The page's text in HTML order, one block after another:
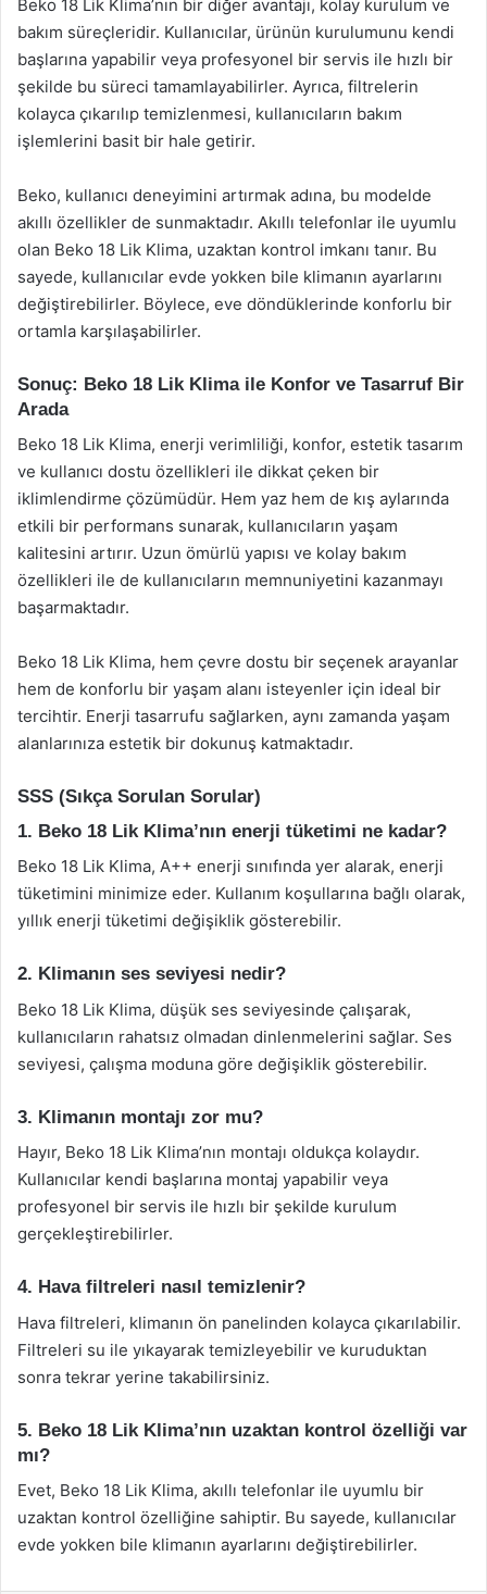
Beko 18 Lik Klima’nın bir diğer avantajı, kolay kurulum ve
bakım süreçleridir. Kullanıcılar, ürünün kurulumunu kendi
başlarına yapabilir veya profesyonel bir servis ile hızlı bir
şekilde bu süreci tamamlayabilirler. Ayrıca, filtrelerin
kolayca çıkarılıp temizlenmesi, kullanıcıların bakım
işlemlerini basit bir hale getirir.
Beko, kullanıcı deneyimini artırmak adına, bu modelde
akıllı özellikler de sunmaktadır. Akıllı telefonlar ile uyumlu
olan Beko 18 Lik Klima, uzaktan kontrol imkanı tanır. Bu
sayede, kullanıcılar evde yokken bile klimanın ayarlarını
değiştirebilirler. Böylece, eve döndüklerinde konforlu bir
ortamla karşılaşabilirler.
Sonuç: Beko 18 Lik Klima ile Konfor ve Tasarruf Bir
Arada
Beko 18 Lik Klima, enerji verimliliği, konfor, estetik tasarım
ve kullanıcı dostu özellikleri ile dikkat çeken bir
iklimlendirme çözümüdür. Hem yaz hem de kış aylarında
etkili bir performans sunarak, kullanıcıların yaşam
kalitesini artırır. Uzun ömürlü yapısı ve kolay bakım
özellikleri ile de kullanıcıların memnuniyetini kazanmayı
başarmaktadır.
Beko 18 Lik Klima, hem çevre dostu bir seçenek arayanlar
hem de konforlu bir yaşam alanı isteyenler için ideal bir
tercihtir. Enerji tasarrufu sağlarken, aynı zamanda yaşam
alanlarınıza estetik bir dokunuş katmaktadır.
SSS (Sıkça Sorulan Sorular)
1. Beko 18 Lik Klima’nın enerji tüketimi ne kadar?
Beko 18 Lik Klima, A++ enerji sınıfında yer alarak, enerji
tüketimini minimize eder. Kullanım koşullarına bağlı olarak,
yıllık enerji tüketimi değişiklik gösterebilir.
2. Klimanın ses seviyesi nedir?
Beko 18 Lik Klima, düşük ses seviyesinde çalışarak,
kullanıcıların rahatsız olmadan dinlenmelerini sağlar. Ses
seviyesi, çalışma moduna göre değişiklik gösterebilir.
3. Klimanın montajı zor mu?
Hayır, Beko 18 Lik Klima’nın montajı oldukça kolaydır.
Kullanıcılar kendi başlarına montaj yapabilir veya
profesyonel bir servis ile hızlı bir şekilde kurulum
gerçekleştirebilirler.
4. Hava filtreleri nasıl temizlenir?
Hava filtreleri, klimanın ön panelinden kolayca çıkarılabilir.
Filtreleri su ile yıkayarak temizleyebilir ve kuruduktan
sonra tekrar yerine takabilirsiniz.
5. Beko 18 Lik Klima’nın uzaktan kontrol özelliği var
mı?
Evet, Beko 18 Lik Klima, akıllı telefonlar ile uyumlu bir
uzaktan kontrol özelliğine sahiptir. Bu sayede, kullanıcılar
evde yokken bile klimanın ayarlarını değiştirebilirler.